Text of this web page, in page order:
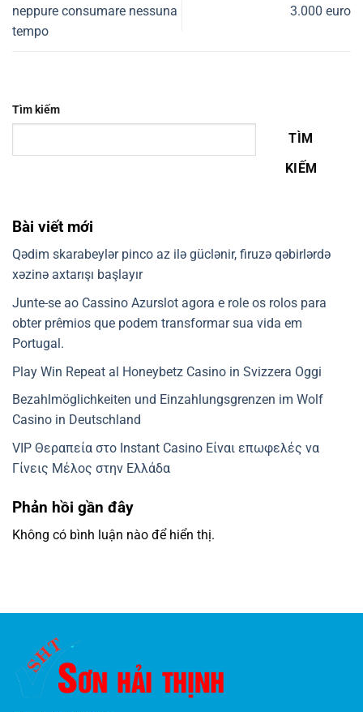
neppure consumare nessuna
tempo
3.000 euro
Tìm kiếm
TÌM
KIẾM
Bài viết mới
Qədim skarabeylər pinco az ilə güclənir, firuzə qəbirlərdə
xəzinə axtarışı başlayır
Junte-se ao Cassino Azurslot agora e role os rolos para
obter prêmios que podem transformar sua vida em
Portugal.
Play Win Repeat al Honeybetz Casino in Svizzera Oggi
Bezahlmöglichkeiten und Einzahlungsgrenzen im Wolf
Casino in Deutschland
VIP Θεραπεία στο Instant Casino Είναι επωφελές να
Γίνεις Μέλος στην Ελλάδα
Phản hồi gần đây
Không có bình luận nào để hiển thị.